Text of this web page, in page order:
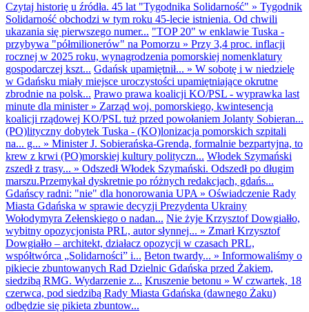
Czytaj historię u źródła. 45 lat "Tygodnika Solidarność" » Tygodnik
Solidarność obchodzi w tym roku 45-lecie istnienia. Od chwili
ukazania się pierwszego numer... "TOP 20" w enklawie Tuska -
przybywa "półmilionerów" na Pomorzu » Przy 3,4 proc. inflacji
rocznej w 2025 roku, wynagrodzenia pomorskiej nomenklatury
gospodarczej kszt... Gdańsk upamiętnił... » W sobotę i w niedzielę
w Gdańsku miały miejsce uroczystości upamiętniające okrutne
zbrodnie na polsk... Prawo prawa koalicji KO/PSL - wyprawka last
minute dla minister» Zarząd woj. pomorskiego, kwintesencja
koalicji rządowej KO/PSL tuż przed powołaniem Jolanty Sobieran...
(PO)lityczny dobytek Tuska - (KO)lonizacja pomorskich szpitali
na... g... » Minister J. Sobierańska-Grenda, formalnie bezpartyjna, to
krew z krwi (PO)morskiej kultury polityczn... Włodek Szymański
zszedł z trasy... » Odszedł Włodek Szymański. Odszedł po długim
marszu.Przemykał dyskretnie po różnych redakcjach, gdańs...
Gdańscy radni: "nie" dla honorowania UPA » Oświadczenie Rady
Miasta Gdańska w sprawie decyzji Prezydenta Ukrainy
Wołodymyra Zełenskiego o nadan... Nie żyje Krzysztof Dowgiałło,
wybitny opozycjonista PRL, autor słynnej... » Zmarł Krzysztof
Dowgiałło – architekt, działacz opozycji w czasach PRL,
współtwórca „Solidarności” i... Beton twardy... » Informowaliśmy o
pikiecie zbuntowanych Rad Dzielnic Gdańska przed Żakiem,
siedzibą RMG. Wydarzenie z... Kruszenie betonu » W czwartek, 18
czerwca, pod siedzibą Rady Miasta Gdańska (dawnego Żaku)
odbędzie się pikieta zbuntow...